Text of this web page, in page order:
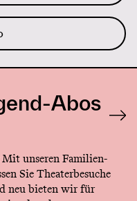
Abos
Mit unseren Familien-
Sie Theaterbesuche
neu bieten wir für